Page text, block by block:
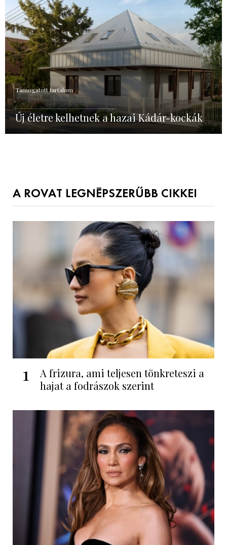
Támogatott tartalom
Új életre kelhetnek a hazai Kádár-kockák
A ROVAT LEGNÉPSZERŰBB CIKKEI
1
A frizura, ami teljesen tönkreteszi a
hajat a fodrászok szerint